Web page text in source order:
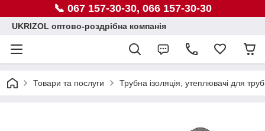
📞 067 157-30-30, 066 157-30-30
UKRIZOL оптово-роздрібна компанія
Товари та послуги Трубна ізоляція, утеплювачі для труб